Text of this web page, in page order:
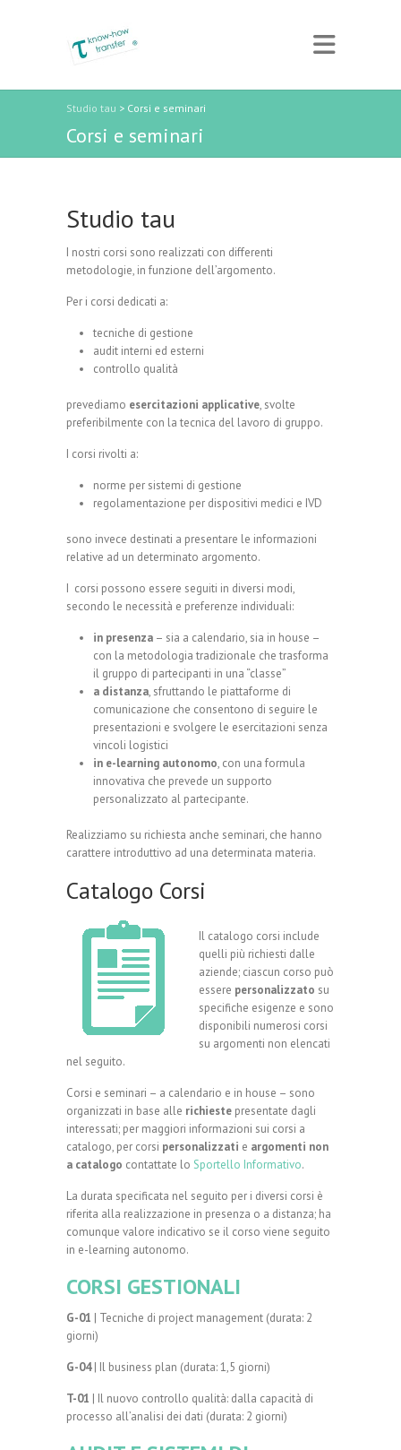
Studio tau > Corsi e seminari
Corsi e seminari
Studio tau
I nostri corsi sono realizzati con differenti
metodologie, in funzione dell’argomento.
Per i corsi dedicati a:
tecniche di gestione
audit interni ed esterni
controllo qualità
prevediamo esercitazioni applicative, svolte
preferibilmente con la tecnica del lavoro di gruppo.
I corsi rivolti a:
norme per sistemi di gestione
regolamentazione per dispositivi medici e IVD
sono invece destinati a presentare le informazioni
relative ad un determinato argomento.
I corsi possono essere seguiti in diversi modi,
secondo le necessità e preferenze individuali:
in presenza – sia a calendario, sia in house –
con la metodologia tradizionale che trasforma
il gruppo di partecipanti in una “classe”
a distanza, sfruttando le piattaforme di
comunicazione che consentono di seguire le
presentazioni e svolgere le esercitazioni senza
vincoli logistici
in e-learning autonomo, con una formula
innovativa che prevede un supporto
personalizzato al partecipante.
Realizziamo su richiesta anche seminari, che hanno
carattere introduttivo ad una determinata materia.
Catalogo Corsi
Il catalogo corsi include
quelli più richiesti dalle
aziende; ciascun corso può
essere personalizzato su
specifiche esigenze e sono
disponibili numerosi corsi
su argomenti non elencati
nel seguito.
Corsi e seminari – a calendario e in house – sono
organizzati in base alle richieste presentate dagli
interessati; per maggiori informazioni sui corsi a
catalogo, per corsi personalizzati e argomenti non
a catalogo contattate lo Sportello Informativo.
La durata specificata nel seguito per i diversi corsi è
riferita alla realizzazione in presenza o a distanza; ha
comunque valore indicativo se il corso viene seguito
in e-learning autonomo.
CORSI GESTIONALI
G-01 | Tecniche di project management (durata: 2
giorni)
G-04| Il business plan (durata: 1,5 giorni)
T-01 | Il nuovo controllo qualità: dalla capacità di
processo all’analisi dei dati (durata: 2 giorni)